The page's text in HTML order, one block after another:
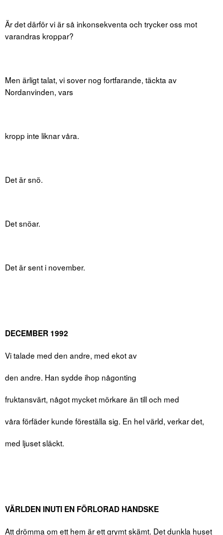
Är det därför vi är så inkonsekventa och trycker oss mot
varandras kroppar?
Men ärligt talat, vi sover nog fortfarande, täckta av
Nordanvinden, vars
kropp inte liknar våra.
Det är snö.
Det snöar.
Det är sent i november.
DECEMBER 1992
Vi talade med den andre, med ekot av
den andre. Han sydde ihop någonting
fruktansvärt, något mycket mörkare än till och med
våra förfäder kunde föreställa sig. En hel värld, verkar det,
med ljuset släckt.
VÄRLDEN INUTI EN FÖRLORAD HANDSKE
Att drömma om ett hem är ett grymt skämt. Det dunkla huset